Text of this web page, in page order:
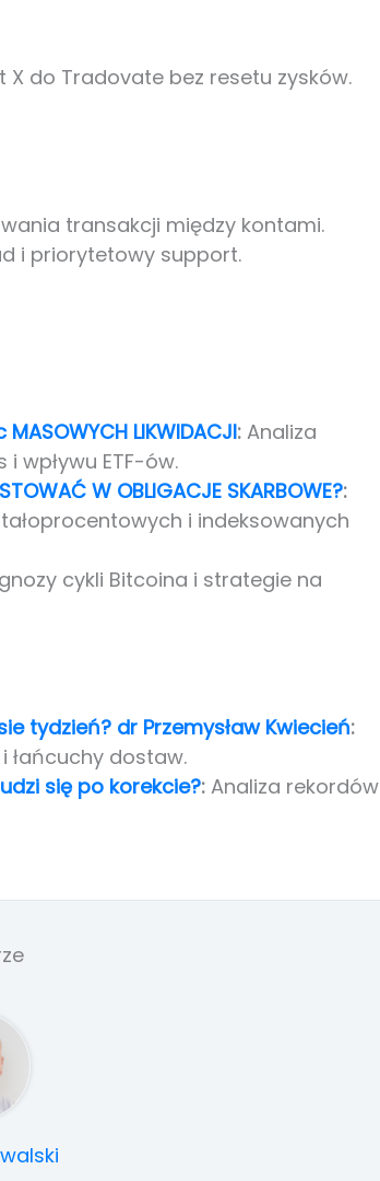
X do Tradovate bez resetu zysków.
transakcji między kontami.
i priorytetowy support.
MASOWYCH LIKWIDACJI: Analiza
wpływu ETF-ów.
W OBLIGACJE SKARBOWE?:
i indeksowanych
cykli Bitcoina i strategie na
tydzień? dr Przemysław Kwiecień:
łańcuchy dostaw.
się po korekcie?: Analiza rekordów